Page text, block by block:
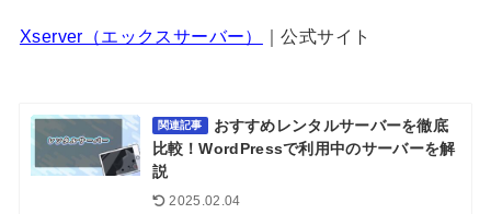
Xserver（エックスサーバー） ｜公式サイト
関連記事
おすすめレンタルサーバーを徹底
比較！WordPressで利用中のサーバーを解
説
2025.02.04